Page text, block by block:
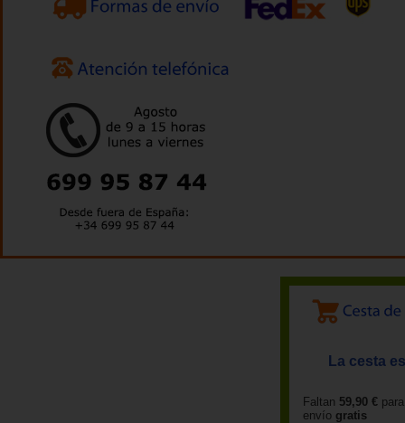
La cesta
Faltan 59,90 €
envío gratis